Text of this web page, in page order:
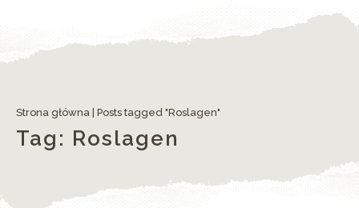
Strona główna Posts tagged "Roslagen"
Tag: Roslagen